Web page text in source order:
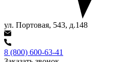
ул. Портовая, 543, д.148
8 (800) 600-63-41